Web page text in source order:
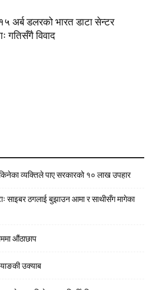
अर्ब डलरको भारत डाटा सेन्टर
गतिसँगै विवाद
व्यक्तिले पाए सरकारको १० लाख उपहार
साइबर ठगलाई बुझाउन आमा र साथीसँग मागेका
औंठाछाप
उक्याब